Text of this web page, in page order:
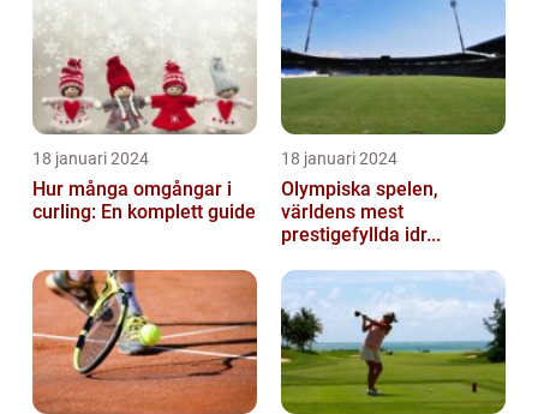
18 januari 2024
Hur många omgångar i
curling: En komplett guide
18 januari 2024
Olympiska spelen,
världens mest
prestigefyllda idr...